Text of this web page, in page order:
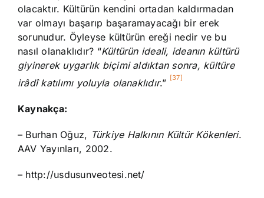
olacaktır. Kültürün kendini ortadan kaldırmadan
var olmayı başarıp başaramayacağı bir erek
sorunudur. Öyleyse kültürün ereği nedir ve bu
nasıl olanaklıdır? “Kültürün ideali, ideanın kültürü
giyinerek uygarlık biçimi aldıktan sonra, kültüre
irâdî katılımı yoluyla olanaklıdır.” [37]
Kaynakça:
– Burhan Oğuz, Türkiye Halkının Kültür Kökenleri.
AAV Yayınları, 2002.
– http://usdusunveotesi.net/